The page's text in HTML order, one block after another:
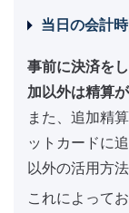
当日の会計
事前に決済を
加以外は精算
また、追加精
ットカードに
以外の活用方
これによって